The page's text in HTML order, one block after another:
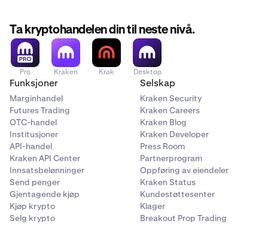
Ta kryptohandelen din til neste nivå.
Pro Kraken Krak Desktop
Funksjoner
Marginhandel
Futures Trading
OTC-handel
Institusjoner
API-handel
Kraken API Center
Innsatsbelønninger
Send penger
Gjentagende kjøp
Kjøp krypto
Selg krypto
Selskap
Kraken Security
Kraken Careers
Kraken Blog
Kraken Developer
Press Room
Partnerprogram
Oppføring av eiendeler
Kraken Status
Kundestøttesenter
Klager
Breakout Prop Trading